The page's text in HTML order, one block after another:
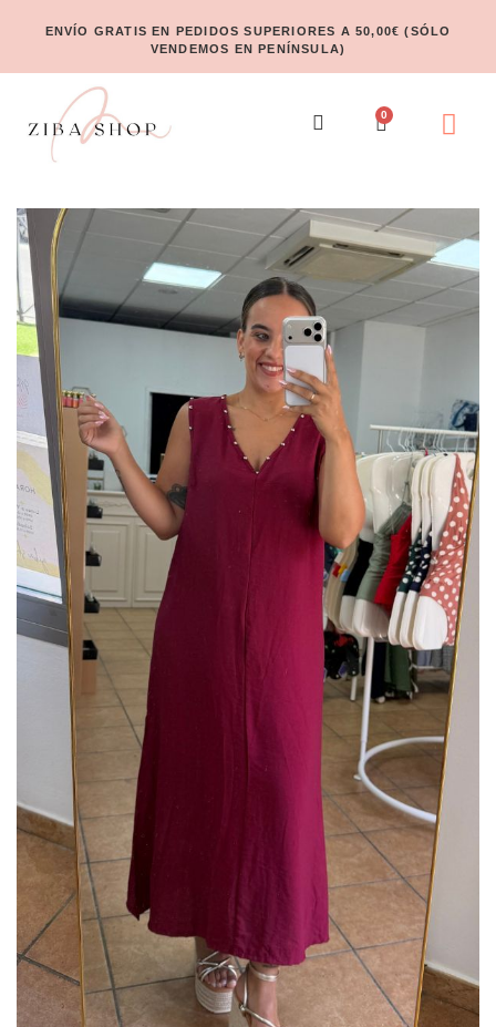
ENVÍO GRATIS EN PEDIDOS SUPERIORES A 50,00€ (SÓLO
VENDEMOS EN PENÍNSULA)
0